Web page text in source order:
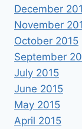
December
November
October 2015
September
July 2015
June 2015
May 2015
April 2015